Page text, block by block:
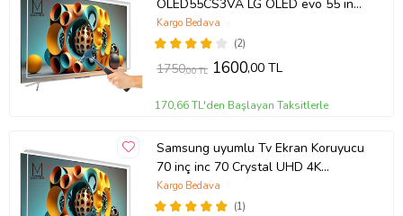
OLED55CS3VA LG OLED evo 55 inç
inc CS3 Serisi 4K Smart TV
(2)
Kargo Bedava
1750,00 TL 1600,00 TL
170,66 TL'den Başlayan Taksitlerle
Samsung uyumlu Tv Ekran Koruyucu
70 inç inc 70 Crystal UHD 4K
CU7100 UE70CU7100UXTK
(1)
Kargo Bedava